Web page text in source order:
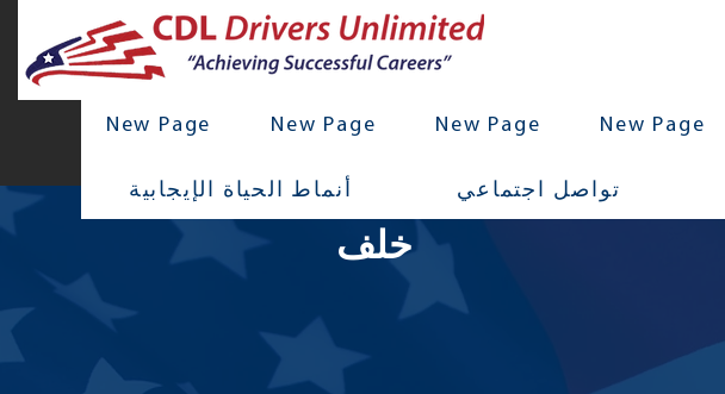
New Page New Page New Page New Page
أنماط الحياة الإيجابية تواصل اجتماعي
خلف